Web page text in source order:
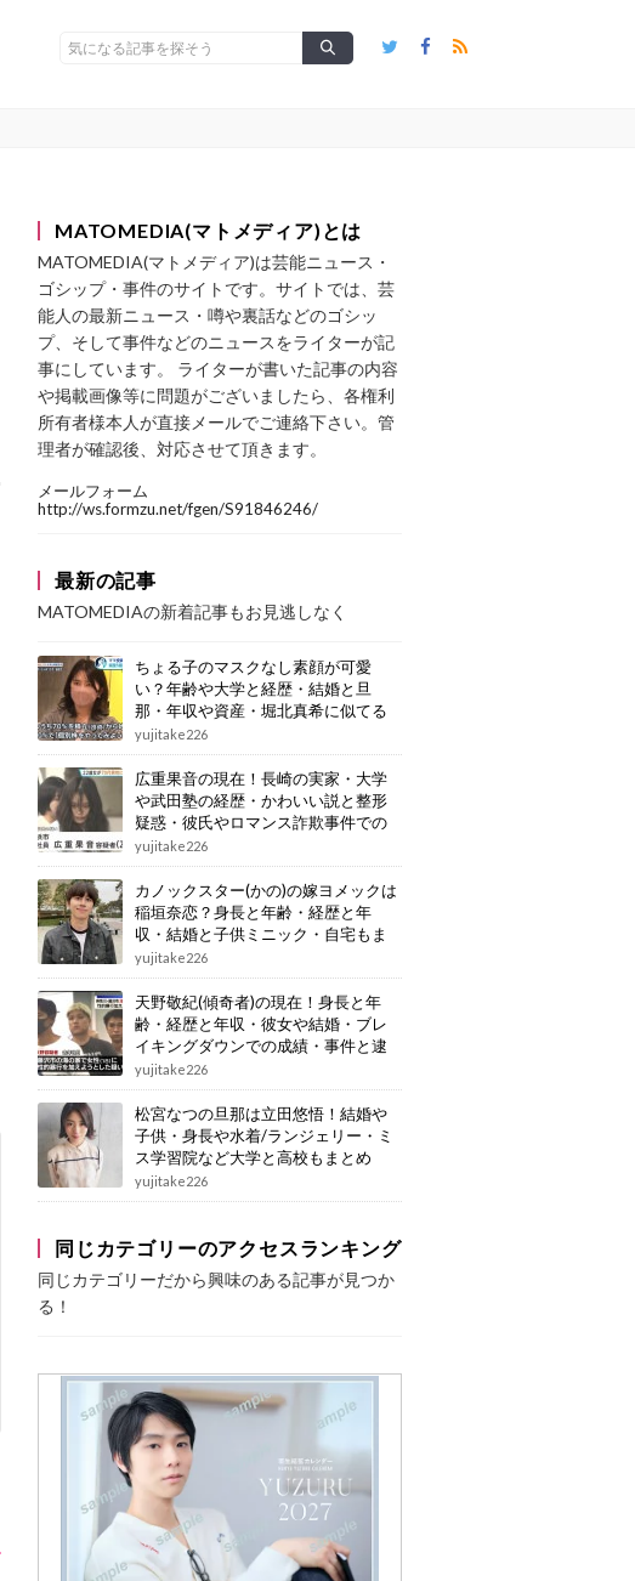
MATOMEDIA(マトメディア)とは
MATOMEDIA(マトメディア)は芸能ニュース・
ゴシップ・事件のサイトです。サイトでは、芸
能人の最新ニュース・噂や裏話などのゴシッ
プ、そして事件などのニュースをライターが記
事にしています。 ライターが書いた記事の内容
や掲載画像等に問題がございましたら、各権利
所有者様本人が直接メールでご連絡下さい。管
理者が確認後、対応させて頂きます。
メールフォーム
http://ws.formzu.net/fgen/S91846246/
最新の記事
MATOMEDIAの新着記事もお見逃しなく
ちょる子のマスクなし素顔が可愛
い？年齢や大学と経歴・結婚と旦
那・年収や資産・堀北真希に似てる
画像もまとめ
yujitake226
広重果音の現在！長崎の実家・大学
や武田塾の経歴・かわいい説と整形
疑惑・彼氏やロマンス詐欺事件での
逮捕もまとめ
yujitake226
カノックスター(かの)の嫁ヨメックは
稲垣奈恋？身長と年齢・経歴と年
収・結婚と子供ミニック・自宅もま
とめ
yujitake226
天野敬紀(傾奇者)の現在！身長と年
齢・経歴と年収・彼女や結婚・ブレ
イキングダウンでの成績・事件と逮
捕もまとめ
yujitake226
松宮なつの旦那は立田悠悟！結婚や
子供・身長や水着/ランジェリー・ミ
ス学習院など大学と高校もまとめ
yujitake226
同じカテゴリーのアクセスランキング
同じカテゴリーだから興味のある記事が見つか
る！